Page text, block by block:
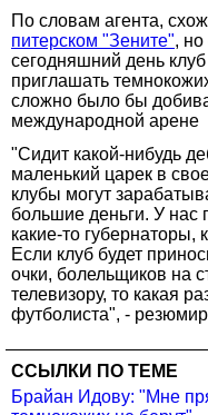
По словам агента,
питерском "Зените", но
сегодняшний день
приглашать
сложно было бы
международной арене
"Сидит какой-нибудь
маленький царек в
клубы могут
большие деньги. У нас
какие-то губернаторы,
Если клуб будет
очки, болельщиков на
телевизору, то какая
футболиста", -
ССЫЛКИ ПО ТЕМЕ
Брайан Идову: "Мне